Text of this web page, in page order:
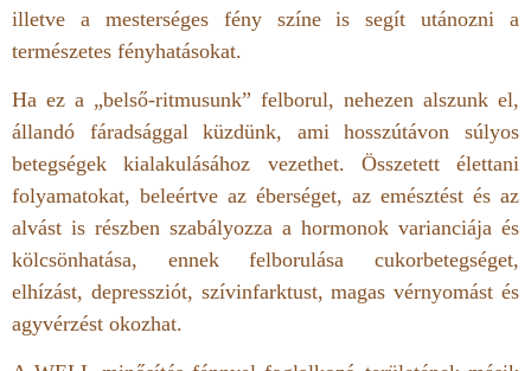
illetve a mesterséges fény színe is segít utánozni a
természetes fényhatásokat.
Ha ez a „belső-ritmusunk” felborul, nehezen alszunk el,
állandó fáradsággal küzdünk, ami hosszútávon súlyos
betegségek kialakulásához vezethet. Összetett élettani
folyamatokat, beleértve az éberséget, az emésztést és az
alvást is részben szabályozza a hormonok varianciája és
kölcsönhatása, ennek felborulása cukorbetegséget,
elhízást, depressziót, szívinfarktust, magas vérnyomást és
agyvérzést okozhat.